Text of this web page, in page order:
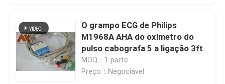
Produtos
Quem Somos
O grampo ECG de Philips
M1968A AHA do oxímetro do
pulso cabografa 5 a ligação 3ft
MOQ：1 parte
Preço：Negociável